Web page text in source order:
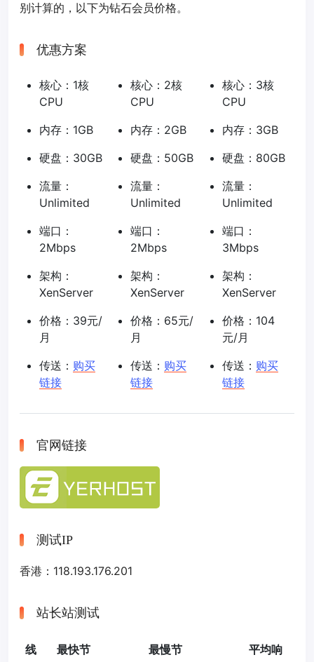
别计算的，以下为钻石会员价格。
优惠方案
核心：1核
CPU
内存：1GB
硬盘：30GB
流量：
Unlimited
端口：
2Mbps
架构：
XenServer
价格：39元/
月
传送： 购买
链接
核心：2核
CPU
内存：2GB
硬盘：50GB
流量：
Unlimited
端口：
2Mbps
架构：
XenServer
价格：65元/
月
传送： 购买
链接
核心：3核
CPU
内存：3GB
硬盘：80GB
流量：
Unlimited
端口：
3Mbps
架构：
XenServer
价格：104
元/月
传送： 购买
链接
官网链接
测试IP
香港：118.193.176.201
站长站测试
线
最快节
最慢节
平均响